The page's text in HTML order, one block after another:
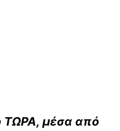
ΤΩΡΑ, μέσα από